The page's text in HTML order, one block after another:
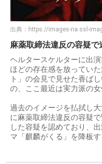
出典： https://images-na.ssl-
麻薬取締法違反の容疑で
ヘルタースケルターに出
ほどの存在感を放ってい
ト」の会見で見せた香ば
の、ここ最近は実力派の
過去のイメージを払拭し
に麻薬取締法違反の容疑
した容疑を認めており、
マ「麒麟がくる」を降板す